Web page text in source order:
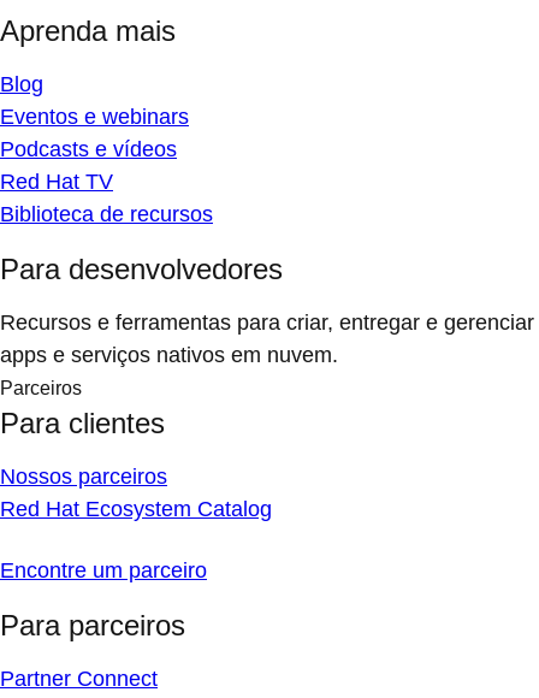
Aprenda mais
Blog
Eventos e webinars
Podcasts e vídeos
Red Hat TV
Biblioteca de recursos
Para desenvolvedores
Recursos e ferramentas para criar, entregar e gerenciar
apps e serviços nativos em nuvem.
Parceiros
Para clientes
Nossos parceiros
Red Hat Ecosystem Catalog
Encontre um parceiro
Para parceiros
Partner Connect